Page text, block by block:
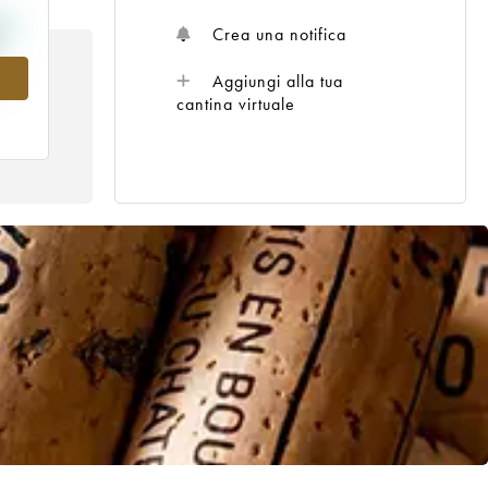
Crea una notifica
Aggiungi alla tua
cantina virtuale